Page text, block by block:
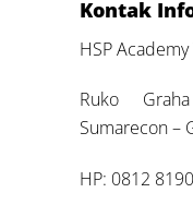
Kontak
HSP
Ruko
Sumarecon –
HP: 0812